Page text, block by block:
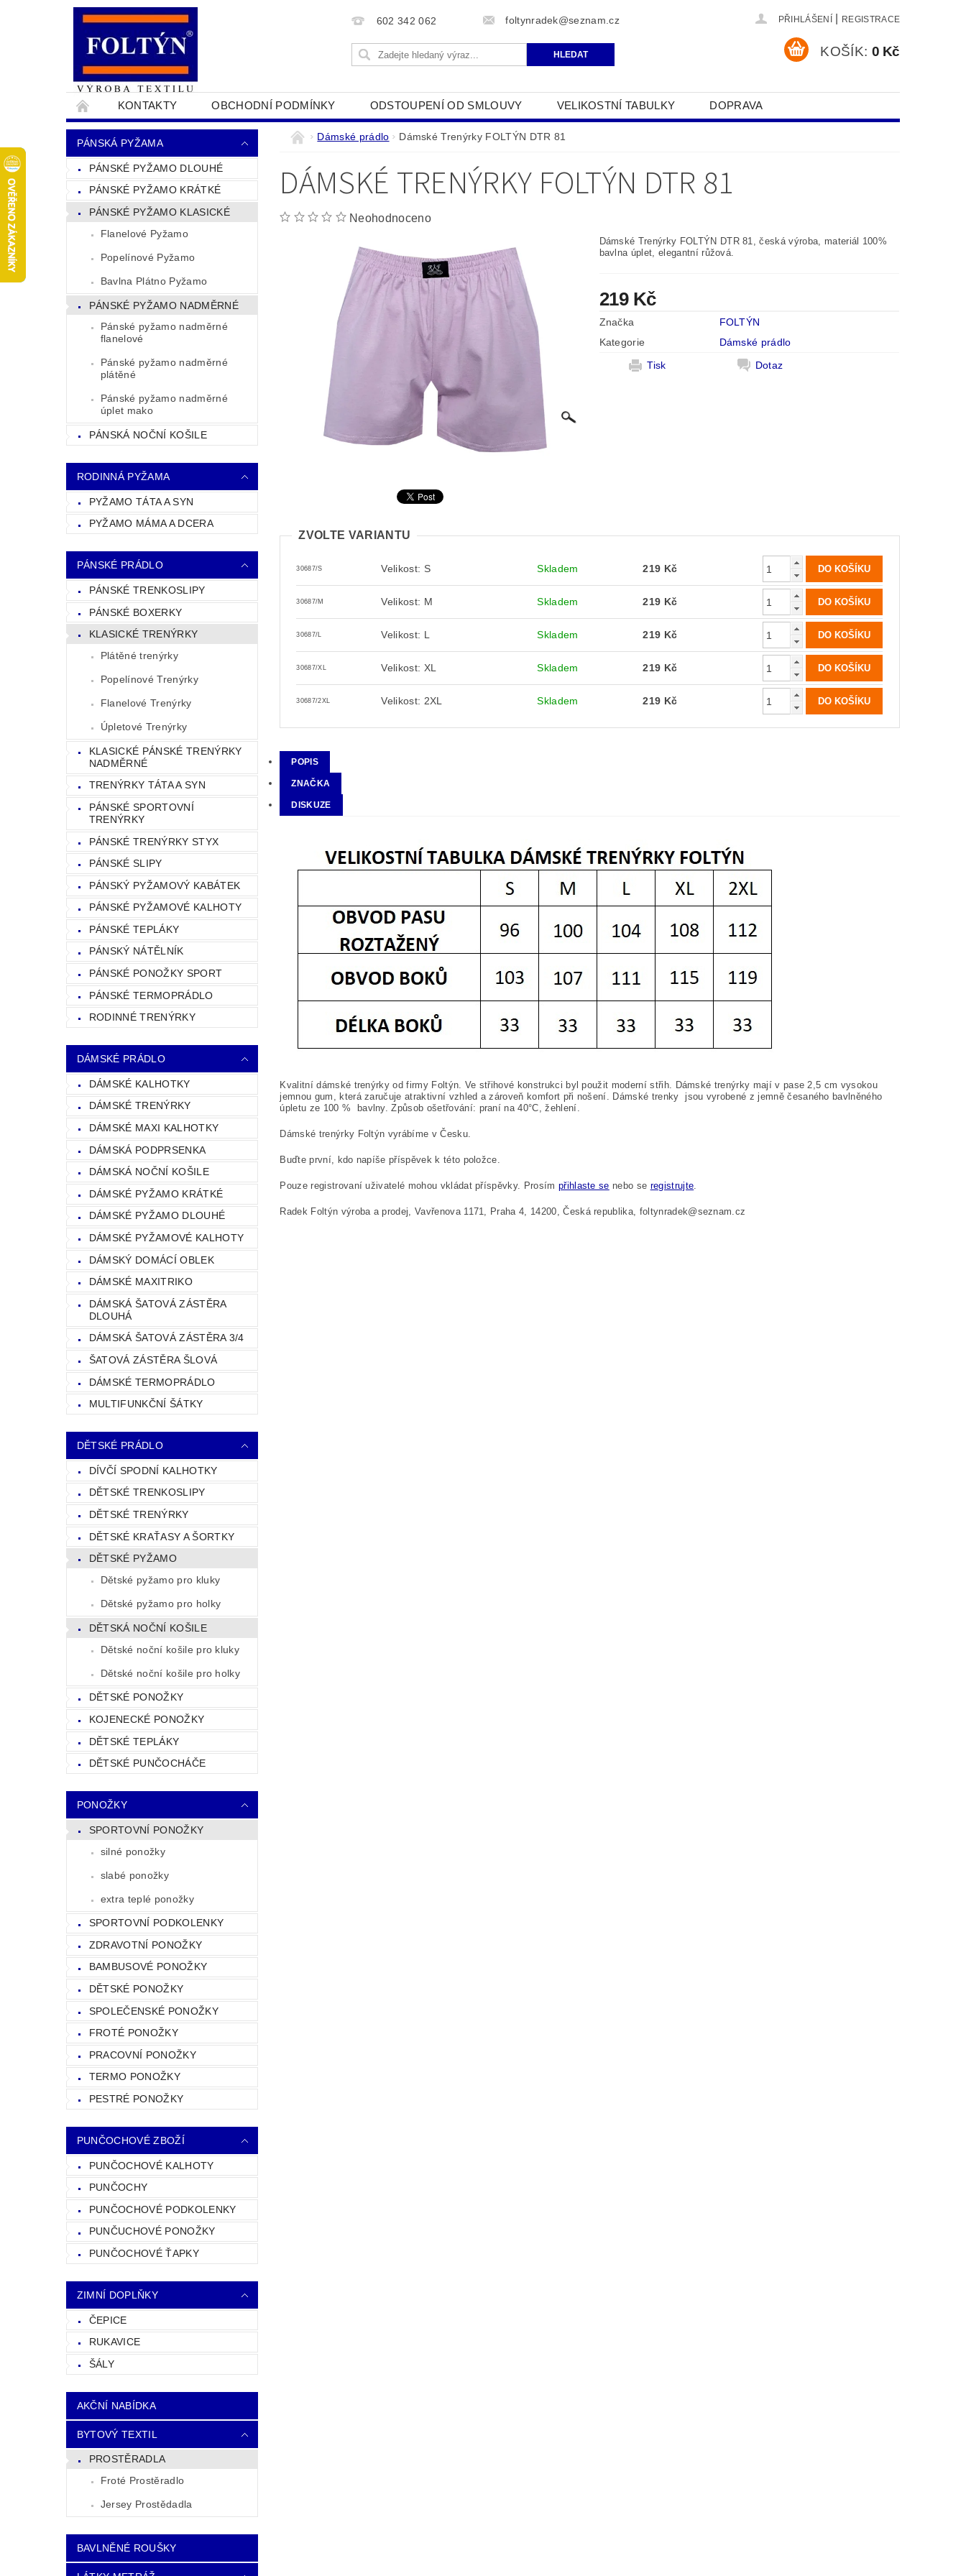
602 342 062 foltynradek@seznam.cz PŘIHLÁŠENÍ REGISTRACE
KOŠÍK: 0 Kč
KONTAKTY OBCHODNÍ PODMÍNKY ODSTOUPENÍ OD SMLOUVY VELIKOSTNÍ TABULKY DOPRAVA
PRO OBCHODNÍKY NAPIŠTE NÁM JAK POUŽÍVÁME COOKIES PODMÍNKY OCHRANY OSOBNÍCH ÚDAJŮ
PÁNSKÁ PYŽAMA
PÁNSKÉ PYŽAMO DLOUHÉ
PÁNSKÉ PYŽAMO KRÁTKÉ
PÁNSKÉ PYŽAMO KLASICKÉ
Flanelové Pyžamo
Popelínové Pyžamo
Bavlna Plátno Pyžamo
PÁNSKÉ PYŽAMO NADMĚRNÉ
Pánské pyžamo nadměrné
flanelové
Pánské pyžamo nadměrné
plátěné
Pánské pyžamo nadměrné
úplet mako
PÁNSKÁ NOČNÍ KOŠILE
RODINNÁ PYŽAMA
PYŽAMO TÁTA A SYN
PYŽAMO MÁMA A DCERA
PÁNSKÉ PRÁDLO
PÁNSKÉ TRENKOSLIPY
PÁNSKÉ BOXERKY
KLASICKÉ TRENÝRKY
Plátěné trenýrky
Popelínové Trenýrky
Flanelové Trenýrky
Úpletové Trenýrky
KLASICKÉ PÁNSKÉ TRENÝRKY
NADMĚRNÉ
TRENÝRKY TÁTA A SYN
PÁNSKÉ SPORTOVNÍ
TRENÝRKY
PÁNSKÉ TRENÝRKY STYX
PÁNSKÉ SLIPY
PÁNSKÝ PYŽAMOVÝ KABÁTEK
PÁNSKÉ PYŽAMOVÉ KALHOTY
PÁNSKÉ TEPLÁKY
PÁNSKÝ NÁTĚLNÍK
PÁNSKÉ PONOŽKY SPORT
PÁNSKÉ TERMOPRÁDLO
RODINNÉ TRENÝRKY
DÁMSKÉ PRÁDLO
DÁMSKÉ KALHOTKY
DÁMSKÉ TRENÝRKY
DÁMSKÉ MAXI KALHOTKY
DÁMSKÁ PODPRSENKA
DÁMSKÁ NOČNÍ KOŠILE
DÁMSKÉ PYŽAMO KRÁTKÉ
DÁMSKÉ PYŽAMO DLOUHÉ
DÁMSKÉ PYŽAMOVÉ KALHOTY
DÁMSKÝ DOMÁCÍ OBLEK
DÁMSKÉ MAXITRIKO
DÁMSKÁ ŠATOVÁ ZÁSTĚRA
DLOUHÁ
DÁMSKÁ ŠATOVÁ ZÁSTĚRA 3/4
ŠATOVÁ ZÁSTĚRA ŠLOVÁ
DÁMSKÉ TERMOPRÁDLO
MULTIFUNKČNÍ ŠÁTKY
DĚTSKÉ PRÁDLO
DÍVČÍ SPODNÍ KALHOTKY
DĚTSKÉ TRENKOSLIPY
DĚTSKÉ TRENÝRKY
DĚTSKÉ KRAŤASY A ŠORTKY
DĚTSKÉ PYŽAMO
Dětské pyžamo pro kluky
Dětské pyžamo pro holky
DĚTSKÁ NOČNÍ KOŠILE
Dětské noční košile pro kluky
Dětské noční košile pro holky
DĚTSKÉ PONOŽKY
KOJENECKÉ PONOŽKY
DĚTSKÉ TEPLÁKY
DĚTSKÉ PUNČOCHÁČE
PONOŽKY
SPORTOVNÍ PONOŽKY
silné ponožky
slabé ponožky
extra teplé ponožky
SPORTOVNÍ PODKOLENKY
ZDRAVOTNÍ PONOŽKY
BAMBUSOVÉ PONOŽKY
DĚTSKÉ PONOŽKY
SPOLEČENSKÉ PONOŽKY
FROTÉ PONOŽKY
PRACOVNÍ PONOŽKY
TERMO PONOŽKY
PESTRÉ PONOŽKY
PUNČOCHOVÉ ZBOŽÍ
PUNČOCHOVÉ KALHOTY
PUNČOCHY
PUNČOCHOVÉ PODKOLENKY
PUNČUCHOVÉ PONOŽKY
PUNČOCHOVÉ ŤAPKY
ZIMNÍ DOPLŇKY
ČEPICE
RUKAVICE
ŠÁLY
AKČNÍ NABÍDKA
BYTOVÝ TEXTIL
PROSTĚRADLA
Froté Prostěradlo
Jersey Prostědadla
BAVLNĚNÉ ROUŠKY
Dámské prádlo Dámské Trenýrky FOLTÝN DTR 81
DÁMSKÉ TRENÝRKY FOLTÝN DTR 81
Neohodnoceno
Dámské Trenýrky FOLTÝN DTR 81, česká výroba, materiál 100%
bavlna úplet, elegantní růžová.
219 Kč
Značka
FOLTÝN
Kategorie
Dámské prádlo
Tisk
Dotaz
ZVOLTE VARIANTU
30687/S Velikost: S Skladem 219 Kč
30687/M Velikost: M Skladem 219 Kč
30687/L Velikost: L Skladem 219 Kč
30687/XL Velikost: XL Skladem 219 Kč
30687/2XL Velikost: 2XL Skladem 219 Kč
POPIS
ZNAČKA
DISKUZE
Kvalitní dámské trenýrky od firmy Foltýn. Ve střihové konstrukci byl použit moderní střih. Dámské trenýrky mají v pase 2,5 cm vysokou
jemnou gum, která zaručuje atraktivní vzhled a zároveň komfort při nošení. Dámské trenky jsou vyrobené z jemně česaného bavlněného
úpletu ze 100 % bavlny. Způsob ošetřování: praní na 40°C, žehlení.
Dámské trenýrky Foltýn vyrábíme v Česku.
Buďte první, kdo napíše příspěvek k této položce.
Pouze registrovaní uživatelé mohou vkládat příspěvky. Prosím přihlaste se nebo se registrujte.
Radek Foltýn výroba a prodej, Vavřenova 1171, Praha 4, 14200, Česká republika, foltynradek@seznam.cz